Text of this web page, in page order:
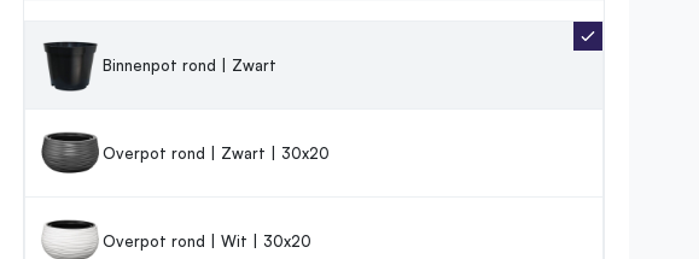
Binnenpot rond | Zwart
Overpot rond | Zwart | 30x20
Overpot rond | Wit | 30x20